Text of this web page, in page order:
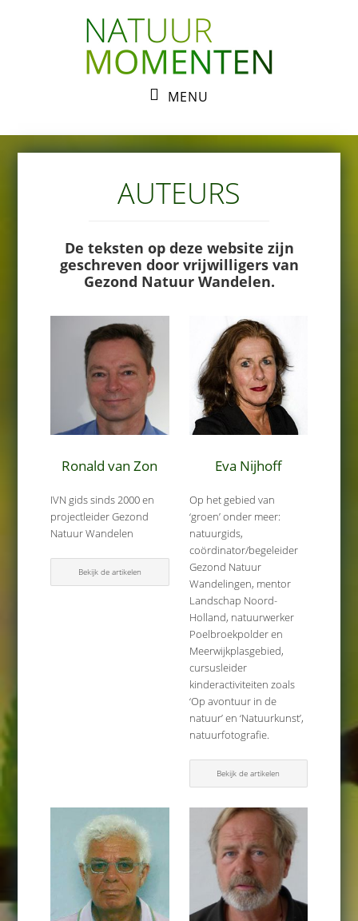
MENU
AUTEURS
De teksten op deze website zijn
geschreven door vrijwilligers van
Gezond Natuur Wandelen.
Ronald van Zon
IVN gids sinds 2000 en
projectleider Gezond
Natuur Wandelen
Bekijk de artikelen
Eva Nijhoff
Op het gebied van
‘groen’ onder meer:
natuurgids,
coördinator/begeleider
Gezond Natuur
Wandelingen, mentor
Landschap Noord-
Holland, natuurwerker
Poelbroekpolder en
Meerwijkplasgebied,
cursusleider
kinderactiviteiten zoals
‘Op avontuur in de
natuur’ en ‘Natuurkunst’,
natuurfotografie.
Bekijk de artikelen